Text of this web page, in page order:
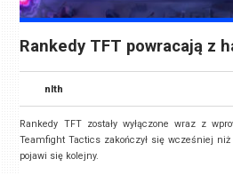
Rankedy TFT powracają z
nlth
Rankedy TFT zostały wyłączone wraz z
Teamfight Tactics zakończył się wcześniej
pojawi się kolejny.